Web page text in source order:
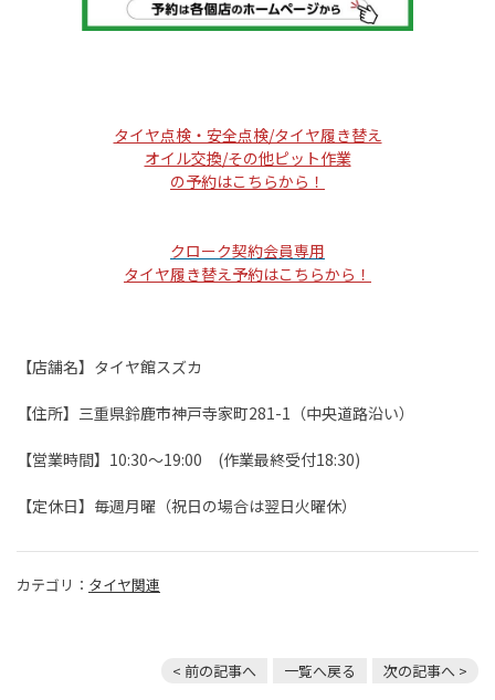
タイヤ点検・安全点検/タイヤ履き替え
オイル交換/その他ピット作業
の予約はこちらから！
クローク契約会員専用
タイヤ履き替え予約はこちらから！
【店舗名】タイヤ館スズカ
【住所】三重県鈴鹿市神戸寺家町281-1（中央道路沿い）
【営業時間】10:30～19:00 (作業最終受付18:30)
【定休日】毎週月曜（祝日の場合は翌日火曜休）
カテゴリ： タイヤ関連
< 前の記事へ 一覧へ戻る 次の記事へ >